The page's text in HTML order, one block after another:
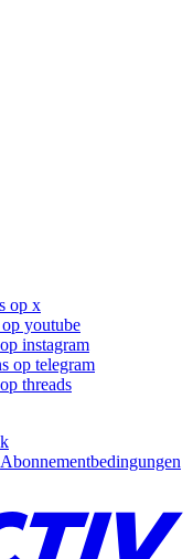
op x
youtube
instagram
op telegram
threads
Abonnementbedingungen